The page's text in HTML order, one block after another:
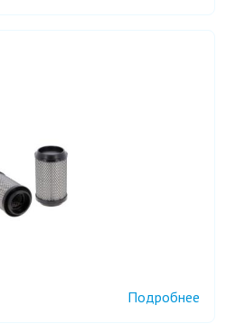
Подробнее